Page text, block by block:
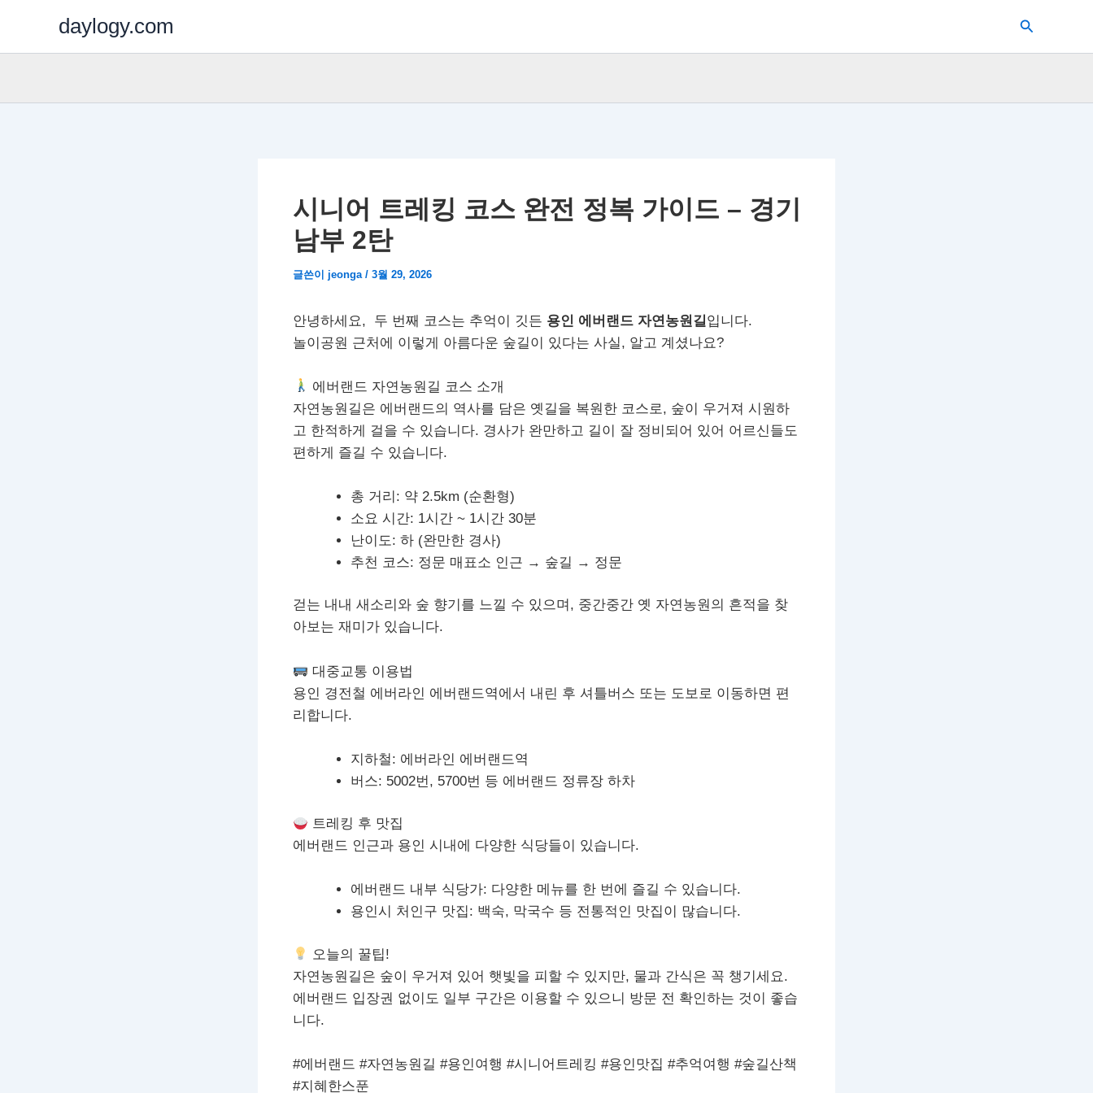
츠
daylogy.com
검
시니어 트레킹 코스 완전 정복 가이드 – 경기
남부 2탄
글쓴이 jeonga / 3월 29, 2026
안녕하세요, 두 번째 코스는 추억이 깃든 용인 에버랜드 자연농원길 입니다.
놀이공원 근처에 이렇게 아름다운 숲길이 있다는 사실, 알고 계셨나요?
에버랜드 자연농원길 코스 소개
자연농원길은 에버랜드의 역사를 담은 옛길을 복원한 코스로, 숲이 우거져 시원하
고 한적하게 걸을 수 있습니다. 경사가 완만하고 길이 잘 정비되어 있어 어르신들도
편하게 즐길 수 있습니다.
총 거리: 약 2.5km (순환형)
소요 시간: 1시간 ~ 1시간 30분
난이도: 하 (완만한 경사)
추천 코스: 정문 매표소 인근 → 숲길 → 정문
걷는 내내 새소리와 숲 향기를 느낄 수 있으며, 중간중간 옛 자연농원의 흔적을 찾
아보는 재미가 있습니다.
대중교통 이용법
용인 경전철 에버라인 에버랜드역에서 내린 후 셔틀버스 또는 도보로 이동하면 편
리합니다.
지하철: 에버라인 에버랜드역
버스: 5002번, 5700번 등 에버랜드 정류장 하차
트레킹 후 맛집
에버랜드 인근과 용인 시내에 다양한 식당들이 있습니다.
에버랜드 내부 식당가: 다양한 메뉴를 한 번에 즐길 수 있습니다.
용인시 처인구 맛집: 백숙, 막국수 등 전통적인 맛집이 많습니다.
오늘의 꿀팁!
자연농원길은 숲이 우거져 있어 햇빛을 피할 수 있지만, 물과 간식은 꼭 챙기세요.
에버랜드 입장권 없이도 일부 구간은 이용할 수 있으니 방문 전 확인하는 것이 좋습
니다.
#에버랜드 #자연농원길 #용인여행 #시니어트레킹 #용인맛집 #추억여행 #숲길산책
#지혜한스푼